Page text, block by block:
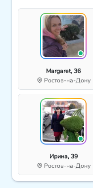
Margaret, 36
Ростов-на-Дону
Ирина, 39
Ростов-на-Дону